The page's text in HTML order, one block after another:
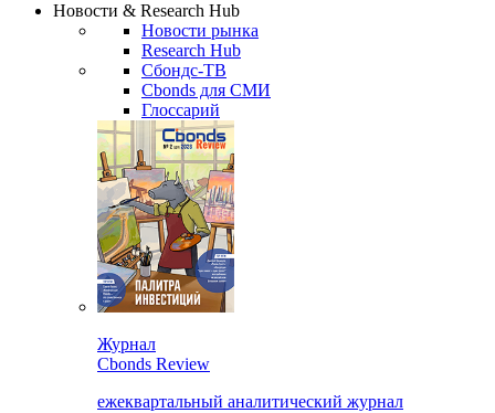
Новости & Research Hub
Новости рынка
Research Hub
Сбондс-ТВ
Cbonds для СМИ
Глоссарий
Журнал
Cbonds Review
ежеквартальный аналитический журнал